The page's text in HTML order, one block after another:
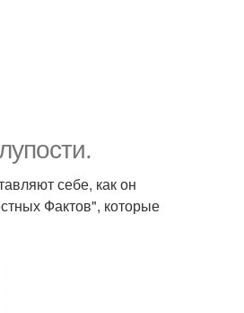
себе, как он
Фактов", которые